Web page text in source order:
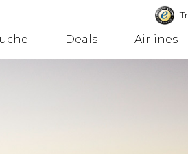
Deals Airlines